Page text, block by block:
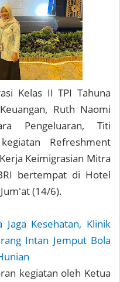
Kelas II TPI Tahuna
Ruth Naomi
Pengeluaran, Titi
Refreshment
Keimigrasian Mitra
bertempat di Hotel
(14/6).
Jaga Kesehatan, Klinik
Intan Jemput Bola
kegiatan oleh Ketua